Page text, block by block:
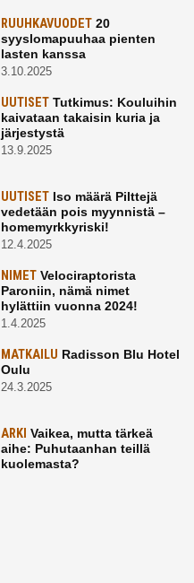
RUUHKAVUODET20
syyslomapuuhaa pienten
lasten kanssa
3.10.2025
UUTISETTutkimus: Kouluihin
kaivataan takaisin kuria ja
järjestystä
13.9.2025
UUTISETIso määrä Pilttejä
vedetään pois myynnistä –
homemyrkkyriski!
12.4.2025
NIMETVelociraptorista
Paroniin, nämä nimet
hylättiin vuonna 2024!
1.4.2025
MATKAILU Radisson Blu Hotel
Oulu
24.3.2025
ARKI Vaikea, mutta tärkeä
aihe: Puhutaanhan teillä
kuolemasta?